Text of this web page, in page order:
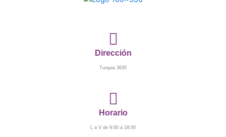
Dirección
Turquia 3635
Horario
L a V de 9:00 a 18:00